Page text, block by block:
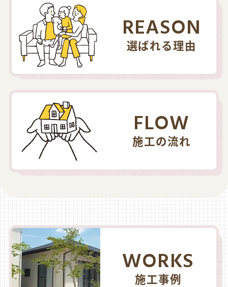
REASON
選ばれる理由
FLOW
施工の流れ
WORKS
施工事例